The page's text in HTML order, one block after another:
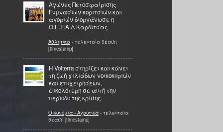
Aγώνες Πετοσφαίρισης
Γυμνασίων κοριτσιών και
αγοριών διοργάνωσε η
Ο.Ε.Σ.Α.Δ Καρδίτσας
Αθλητικά - τελευταία θέαση
[timestamp]
Η Volterra στηρίζει και κάνει
τη ζωή χιλιάδων νοικοκυριών
και επιχειρήσεων,
ευκολότερη σε αυτή την
περίοδο της κρίσης.
Οικονομία - Αγροτικά - τελευταία
θέαση [timestamp]